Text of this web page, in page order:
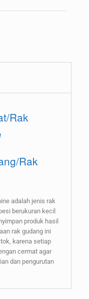
Rak
Rak
adalah jenis rak
berukuran kecil
produk hasil
rak gudang ini
karena setiap
cermat agar
dan pengurutan